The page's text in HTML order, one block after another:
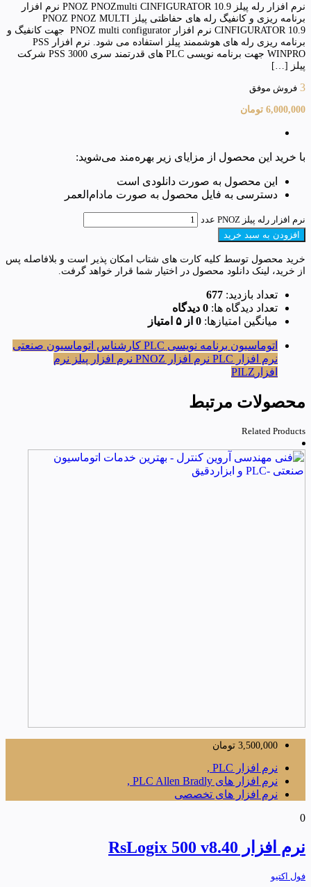
نرم افزار رله پیلز PNOZ PNOZmulti CINFIGURATOR 10.9 نرم افزار
برنامه ریزی و کانفیگ رله های حفاظتی پیلز PNOZ PNOZ MULTI
CINFIGURATOR 10.9 نرم افزار PNOZ multi configurator جهت کانفیگ و
برنامه ریزی رله های هوشممند پیلز استفاده می شود. نرم افزار PSS
WINPRO جهت برنامه نویسی PLC های قدرتمند سری PSS 3000 شرکت
پیلز […]
3 فروش موفق
6,000,000 تومان
با خرید این محصول از مزایای زیر بهره‌مند می‌شوید:
این محصول به صورت دانلودی است
دسترسی به فایل محصول به صورت مادام‌العمر
نرم افزار رله پیلز PNOZ عدد
افزودن به سبد خرید
خرید محصول توسط کلیه کارت های شتاب امکان پذیر است و بلافاصله پس
از خرید، لینک دانلود محصول در اختیار شما قرار خواهد گرفت.
تعداد بازدید: 677
تعداد دیدگاه ها: 0 دیدگاه
میانگین امتیازها: 0 از ۵ امتیاز
اتوماسیون برنامه نویسی PLC
کارشناس اتوماسیون صنعتی
نرم افزار PLC
نرم افزار PNOZ نرم افزار پیلز نرم
افزارPILZ
محصولات مرتبط
Related Products
3,500,000 تومان
نرم افزار PLC ,
نرم افزار های PLC Allen Bradly ,
نرم افزار های تخصصی
0
نرم افزار RsLogix 500 v8.40
فول اکتیو